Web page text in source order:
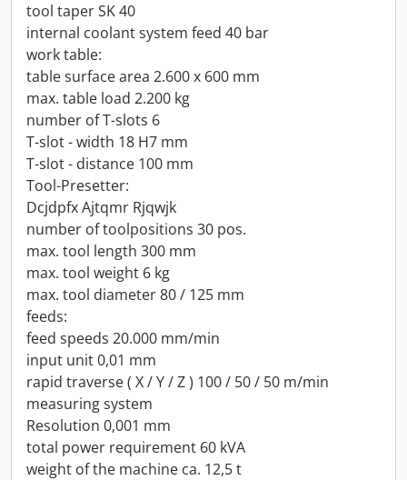
tool taper SK 40
internal coolant system feed 40 bar
work table:
table surface area 2.600 x 600 mm
max. table load 2.200 kg
number of T-slots 6
T-slot - width 18 H7 mm
T-slot - distance 100 mm
Tool-Presetter:
Dcjdpfx Ajtqmr Rjqwjk
number of toolpositions 30 pos.
max. tool length 300 mm
max. tool weight 6 kg
max. tool diameter 80 / 125 mm
feeds:
feed speeds 20.000 mm/min
input unit 0,01 mm
rapid traverse ( X / Y / Z ) 100 / 50 / 50 m/min
measuring system
Resolution 0,001 mm
total power requirement 60 kVA
weight of the machine ca. 12,5 t